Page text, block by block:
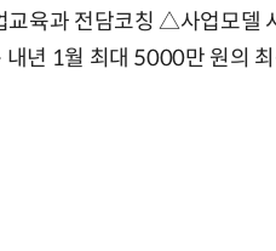
육과 전담코칭 △사업모델
내년 1월 최대 5000만 원의